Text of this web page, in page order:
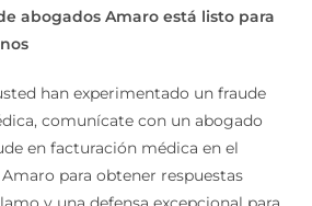
abogados Amaro está listo para
han experimentado un fraude
comunícate con un abogado
en facturación médica en el
para obtener respuestas